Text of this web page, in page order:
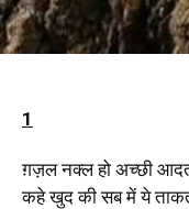
1
ग़ज़ल नक्ल हो अच्छी
कहे खुद की सब में ये